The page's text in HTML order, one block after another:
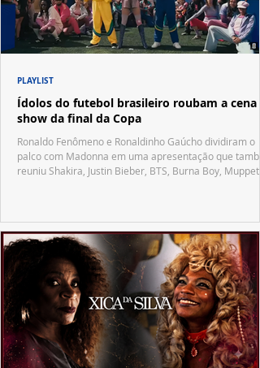
Ídolos do futebol brasileiro roubam a cena
show da final da Copa
Ronaldo Fenômeno e Ronaldinho Gaúcho dividiram o
palco com Madonna em uma apresentação que
reuniu Shakira, Justin Bieber, BTS, Burna Boy, Muppets,
PLAYLIST